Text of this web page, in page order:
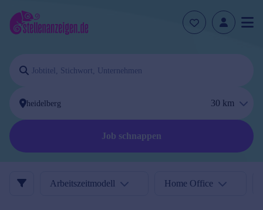
30 km
Job schnappen
Arbeitszeitmodell Home Office